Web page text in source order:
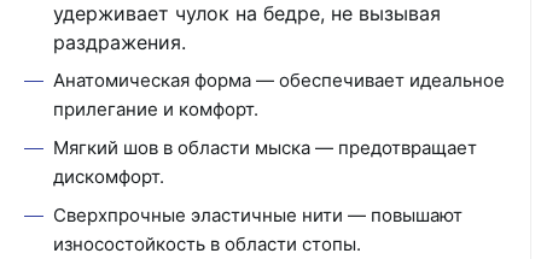
удерживает чулок на бедре, не вызывая
раздражения.
Анатомическая форма — обеспечивает идеальное
прилегание и комфорт.
Мягкий шов в области мыска — предотвращает
дискомфорт.
Сверхпрочные эластичные нити — повышают
износостойкость в области стопы.